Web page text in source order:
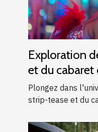
Exploration
et du cabaret
moderne
Plongez dans
strip-tease et du